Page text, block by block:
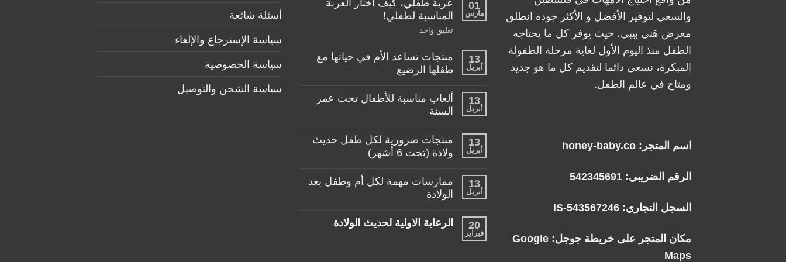
والسعي لتوفير الأفضل و الأكثر جودة انطلق
معرض هَني بيبي، حيث يوفر كل ما يحتاجه
الطفل منذ اليوم الأول لغاية مرحلة الطفولة
المبكرة، نسعى دائما لتقديم كل ما هو جديد
ومتاح في عالم الطفل.
اسم المتجر: honey-baby.co
الرقم الضريبي: 542345691
السجل التجاري: IS-543567246
مكان المتجر على خريطة جوجل: Google
Maps
01
مارس
المناسبة لطفلي!
تعليق واحد
كيف
العربة
13
أبريل
منتجات تساعد الأم في حياتها مع
طفلها الرضيع
توجد
تعليقات
على
منتجات
في
حياتها
مع
الرضيع
13
أبريل
ألعاب مناسبة للأطفال تحت عمر
السنة
تعليقات
على
ألعاب
للأطفال
تحت
عمر
السنة
13
أبريل
منتجات ضرورية لكل طفل حديث
ولادة (تحت 6 أشهر)
توجد
تعليقات
على
منتجات
لكل
طفل
13
أبريل
ممارسات مهمة لكل أم وطفل بعد
الولادة
توجد
تعليقات
20
فبراير
الرعاية الاولية لحديث الولادة
أسئلة شائعة
سياسة الإسترجاع والإلغاء
سياسة الخصوصية
سياسة الشحن والتوصيل